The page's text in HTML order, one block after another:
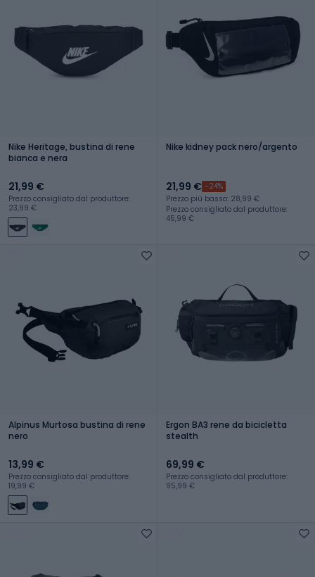
Nike Heritage, bustina di rene
bianca e nera
21,99 €
Prezzo consigliato dal produttore:
23,99 €
Nike kidney pack nero/argento
21,99 € -24%
Prezzo più basso: 28,99 €
Prezzo consigliato dal produttore:
45,99 €
Alpinus Murtosa bustina di rene
nero
13,99 €
Prezzo consigliato dal produttore:
19,99 €
Ergon BA3 rene da bicicletta
stealth
69,99 €
Prezzo consigliato dal produttore:
95,99 €